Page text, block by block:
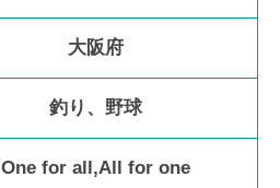
大阪府
釣り、野球
One for all,All for one